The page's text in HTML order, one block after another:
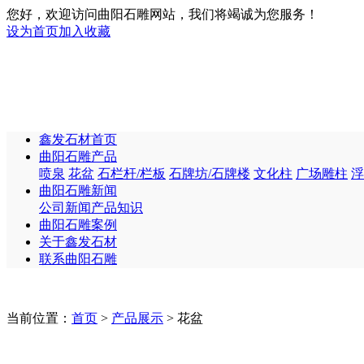
您好，欢迎访问曲阳石雕网站，我们将竭诚为您服务！
设为首页加入收藏
鑫发石材首页
曲阳石雕产品
喷泉 花盆 石栏杆/栏板 石牌坊/石牌楼 文化柱 广场雕柱
曲阳石雕新闻
公司新闻产品知识
曲阳石雕案例
关于鑫发石材
联系曲阳石雕
当前位置： 首页 > 产品展示 > 花盆